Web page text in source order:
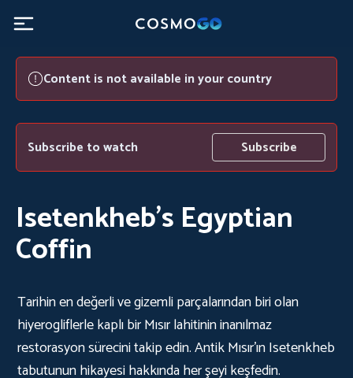
Content is not available in your country
Subscribe to watch Subscribe
Isetenkheb's Egyptian
Coffin
Tarihin en değerli ve gizemli parçalarından biri olan
hiyerogliflerle kaplı bir Mısır lahitinin inanılmaz
restorasyon sürecini takip edin. Antik Mısır'ın Isetenkheb
tabutunun hikayesi hakkında her şeyi keşfedin.